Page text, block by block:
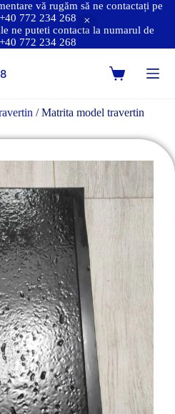
vă rugăm să ne contactați pe
772 234 268
ne puteti contacta la numarul de
772 234 268
/ Matrita model travertin